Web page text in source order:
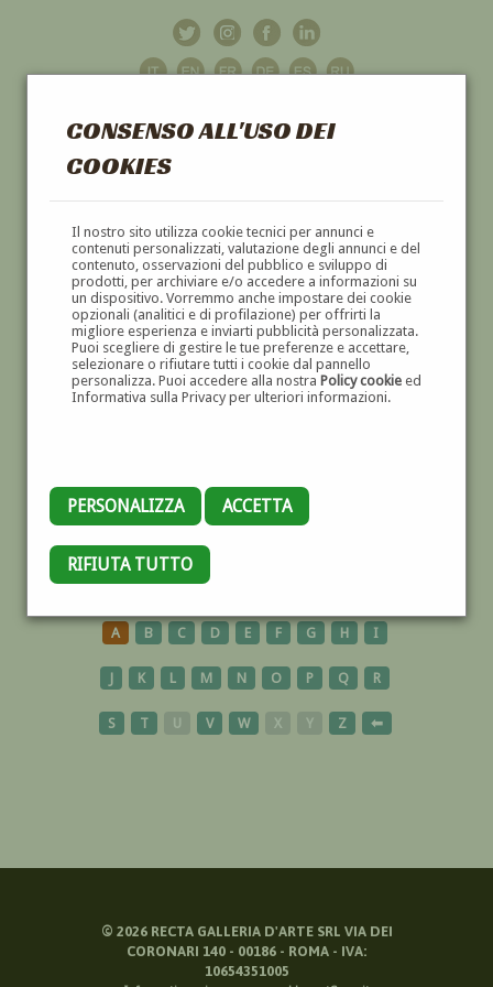
CONSENSO ALL'USO DEI
COOKIES
Il nostro sito utilizza cookie tecnici per annunci e
contenuti personalizzati, valutazione degli annunci e del
contenuto, osservazioni del pubblico e sviluppo di
prodotti, per archiviare e/o accedere a informazioni su
un dispositivo. Vorremmo anche impostare dei cookie
opzionali (analitici e di profilazione) per offrirti la
migliore esperienza e inviarti pubblicità personalizzata.
Puoi scegliere di gestire le tue preferenze e accettare,
selezionare o rifiutare tutti i cookie dal pannello
personalizza. Puoi accedere alla nostra Policy cookieed
Informativa sulla Privacy per ulteriori informazioni.
PERSONALIZZA ACCETTA
RIFIUTA TUTTO
GALLERIAD'ARTE
DIPINTI E SCULTURE '800 E '900
PONTE CESTIO
A B C D E F G H I
J K L M N O P Q R
S T U V W X Y Z ⬅
© 2026RECTA GALLERIA D'ARTE SRL VIA DEI
CORONARI 140 - 00186 - ROMA - IVA:
10654351005